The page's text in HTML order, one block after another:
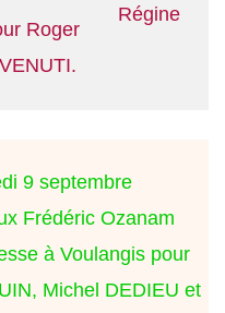
Roger
Régine
9 septembre
Frédéric Ozanam
à Voulangis pour
Michel DEDIEU et